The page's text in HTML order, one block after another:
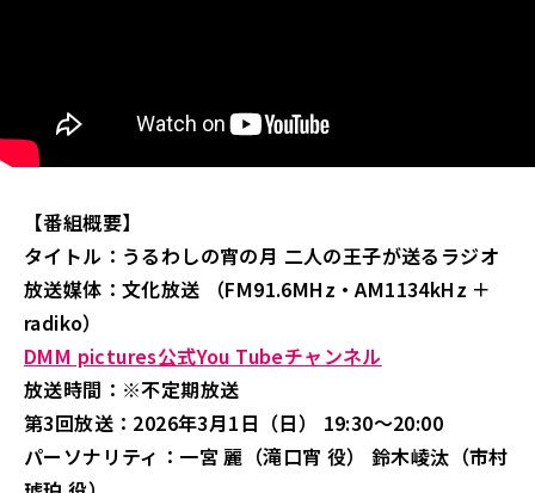
【番組概要】
タイトル：うるわしの宵の月 二人の王子が送るラジオ
放送媒体：文化放送 （FM91.6MHz・AM1134kHz ＋
radiko）
DMM pictures公式You Tubeチャンネル
放送時間：※不定期放送
第3回放送：2026年3月1日（日） 19:30～20:00
パーソナリティ：一宮 麗（滝口宵 役） 鈴木崚汰（市村